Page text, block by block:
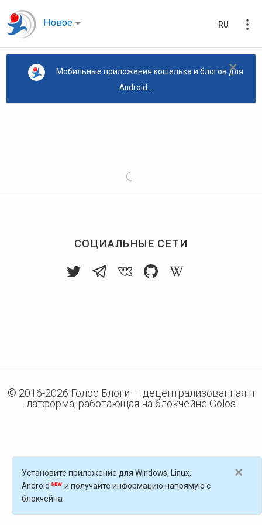
Новое RU
×
Мобильные приложения кошелька и блогов для
Android...
СОЦИАЛЬНЫЕ СЕТИ
© 2016-2026 Голос Блоги — децентрализованная п
латформа, работающая на блокчейне Golos
×
Установите приложение для Windows, Linux,
Android
и получайте информацию напрямую с
блокчейна